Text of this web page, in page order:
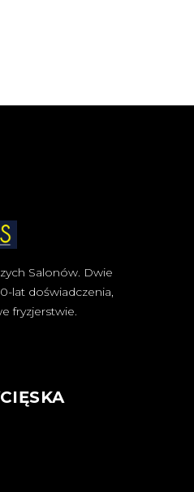
Salonów. Dwie
lat doświadczenia,
fryzjerstwie.